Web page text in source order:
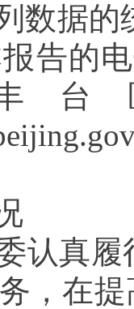
数据的
告的
台
认真
，在